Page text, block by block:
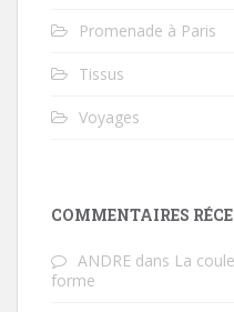
Promenade à Paris
Tissus
Voyages
COMMENTAIRES
ANDRE dans La
forme